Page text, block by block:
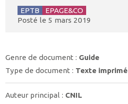
EPTB
EPAGE&CO
Posté le 5 mars 2019
Genre de document : Guide
Type de document : Texte imprimé
Auteur principal : CNIL